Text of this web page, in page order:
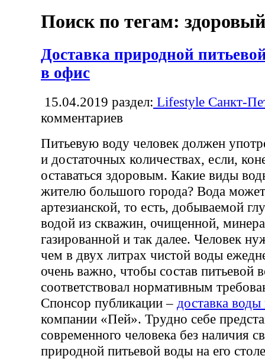
Поиск по тегам:
Доставка природной
в офис
15.04.2019 раздел: Lifestyle Санкт-
комментариев
Питьевую воду человек должен
и достаточных количествах, если,
оставаться здоровым. Какие виды
жителю большого города? Вода
артезианской, то есть, добываемой
водой из скважин, очищенной,
газированной и так далее. Человек
чем в двух литрах чистой воды
очень важно, чтобы состав питьевой
соответствовал нормативным
Спонсор публикации – доставка
компании «Пей». Трудно себе
современного человека без наличия
природной питьевой воды на его